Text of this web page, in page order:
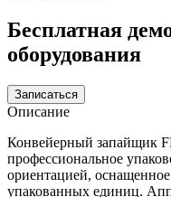
Бесплатная
оборудования
Записаться
Описание
Конвейерный запайщик
профессиональное
ориентацией,
упакованных единиц.